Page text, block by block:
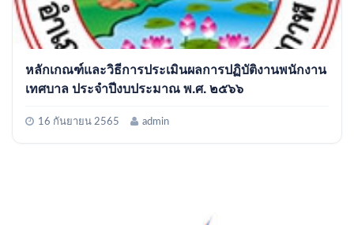
หลักเกณฑ์และวิธีการประเมินผลการปฏิบัติงานพนักงาน
เทศบาล ประจำปีงบประมาณ พ.ศ. ๒๕๖๖
16 กันยายน 2565 admin